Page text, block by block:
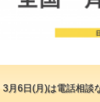
3月6日(月)は電話相談